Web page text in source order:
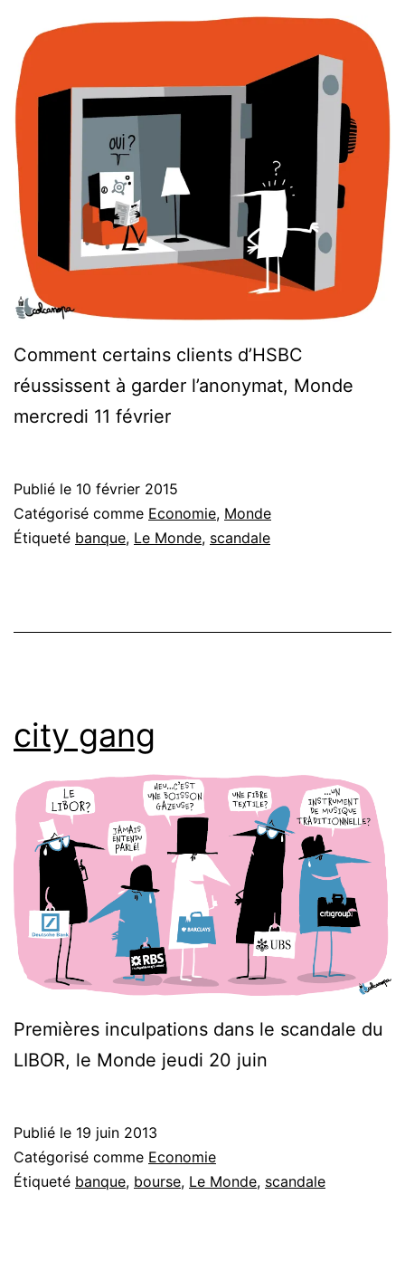
Comment certains clients d’HSBC
réussissent à garder l’anonymat, Monde
mercredi 11 février
Publié le 10 février 2015
Catégorisé comme Economie, Monde
Étiqueté banque, Le Monde, scandale
city gang
Premières inculpations dans le scandale du
LIBOR, le Monde jeudi 20 juin
Publié le 19 juin 2013
Catégorisé comme Economie
Étiqueté banque, bourse, Le Monde, scandale